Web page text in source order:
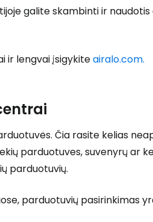
galite skambinti ir
ir lengvai įsigykiteairalo.com.
Čia rasite kelias
parduotuves, suvenyrų ar
parduotuvių.
parduotuvių pasirinkimas